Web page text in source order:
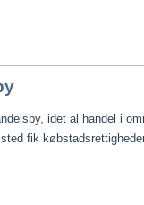
idet al handel i
fik